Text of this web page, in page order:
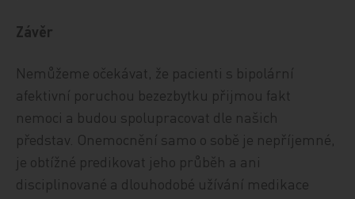
Závěr
Nemůžeme očekávat, že pacienti s bipolární
afektivní poruchou bezezbytku přijmou fakt
nemoci a budou spolupracovat dle našich
představ. Onemocnění samo o sobě je nepříjemné,
je obtížné predikovat jeho průběh a ani
disciplinované a dlouhodobé užívání medikace